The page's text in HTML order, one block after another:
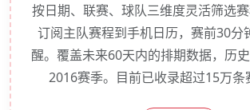
按日期、联赛、球队三维度灵活筛选
订阅主队赛程到手机日历，赛前30分
醒。覆盖未来60天内的排期数据，历
2016赛季。目前已收录超过15万条